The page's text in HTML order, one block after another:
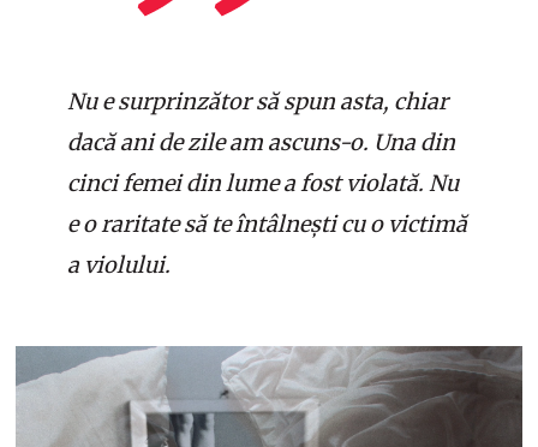
Nu e surprinzător să spun asta, chiar
dacă ani de zile am ascuns-o. Una din
cinci femei din lume a fost violată. Nu
e o raritate să te întâlnești cu o victimă
a violului.